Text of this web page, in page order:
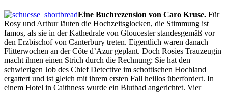
Hotel
Angst
Eine Buchrezension von Caro Kruse. Für
Rosy und Arthur läuten die Hochzeitsglocken, die Stimmung ist
famos, als sie in der Kathedrale von Gloucester standesgemäß vor
den Erzbischof von Canterbury treten. Eigentlich waren danach
Flitterwochen an der Côte d’Azur geplant. Doch Rosies Trauzeugin
macht ihnen einen Strich durch die Rechnung: Sie hat den
schwierigen Job des Chief Detective im schottischen Hochland
ergattert und ist gleich mit ihrem ersten Fall heillos überfordert. In
einem Hotel in Caithness wurde ein Blutbad angerichtet. Vier